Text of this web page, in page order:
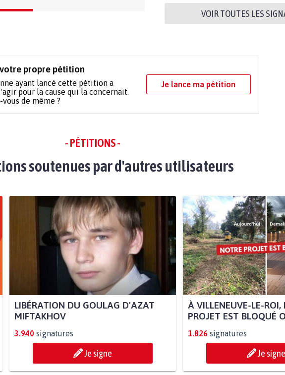
VOIR TOUTES LES
propre pétition
ayant lancé cette pétition a
pour la cause qui la concernait.
vous de même ?
Je lance ma pétition
- PÉTITIONS -
soutenues par d'autres utilisateurs
LIBÉRATION DU GOULAG D'AZAT
MIFTAKHOV
3.940 signatures
Je signe
À VILLENEUVE-LE-ROI,
PROJET EST BLOQUÉ
1.826 signatures
Je signe